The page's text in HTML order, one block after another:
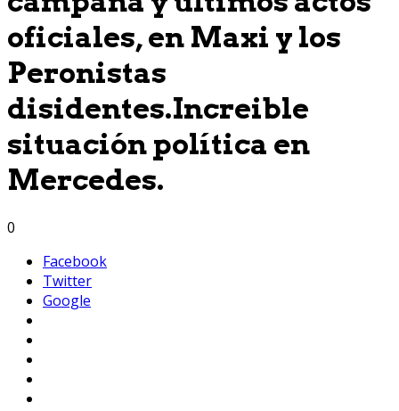
oficiales, en Maxi y los
Peronistas
disidentes.Increible
situación política en
Mercedes.
0
Facebook
Twitter
Google